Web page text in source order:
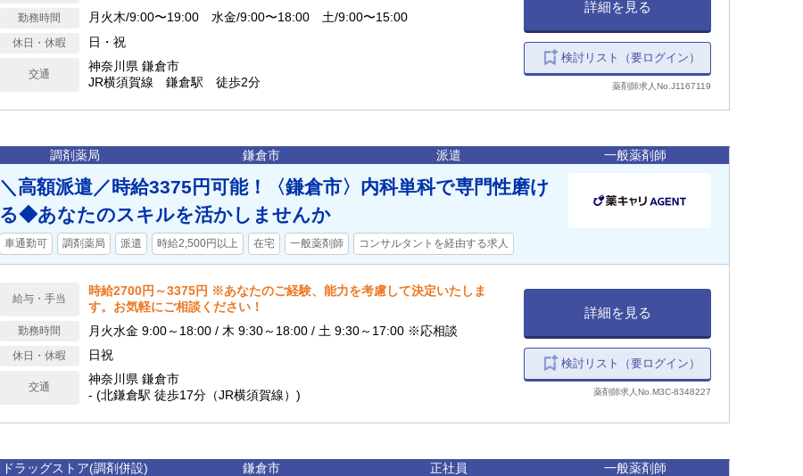
勤務時間 月火木/9:00〜19:00 水金/9:00〜18:00 土/9:00〜15:00
休日・休暇 日・祝
交通
神奈川県 鎌倉市
JR横須賀線 鎌倉駅 徒歩2分
詳細を見る
検討リスト（要ログイン）
薬剤師求人No.J1167119
調剤薬局 鎌倉市 派遣 一般薬剤師
＼高額派遣／時給3375円可能！〈鎌倉市〉内科単科で専門性磨け
る◆あなたのスキルを活かしませんか
車通勤可 調剤薬局 派遣 時給2,500円以上 在宅 一般薬剤師 コンサルタントを経由する求人
給与・手当
時給2700円～3375円 ※あなたのご経験、能力を考慮して決定いたしま
す。お気軽にご相談ください！
勤務時間 月火水金 9:00～18:00 / 木 9:30～18:00 / 土 9:30～17:00 ※応相談
休日・休暇 日祝
交通
神奈川県 鎌倉市
- (北鎌倉駅 徒歩17分（JR横須賀線）)
詳細を見る
検討リスト（要ログイン）
薬剤師求人No.M3C-8348227
ドラッグストア(調剤併設) 鎌倉市 正社員 一般薬剤師